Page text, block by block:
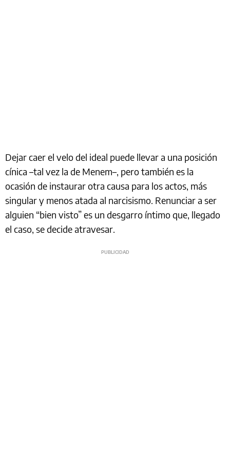
Dejar caer el velo del ideal puede llevar a una posición
cínica –tal vez la de Menem–, pero también es la
ocasión de instaurar otra causa para los actos, más
singular y menos atada al narcisismo. Renunciar a ser
alguien “bien visto” es un desgarro íntimo que, llegado
el caso, se decide atravesar.